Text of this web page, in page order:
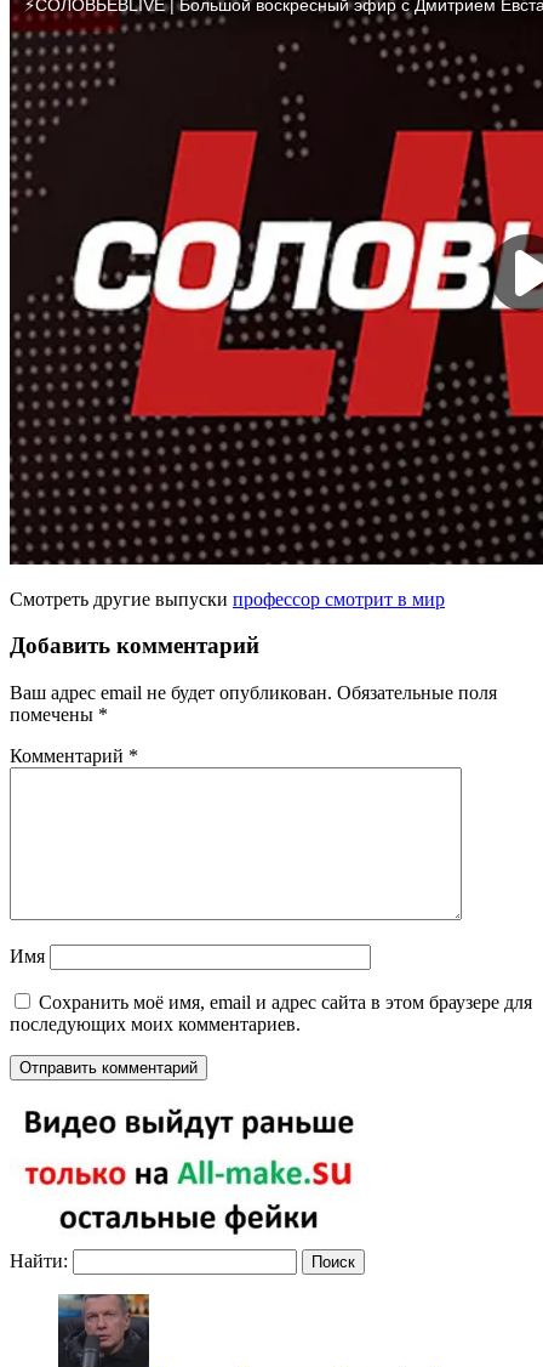
Смотреть другие выпуски профессор смотрит в мир
Добавить комментарий
Ваш адрес email не будет опубликован. Обязательные поля
помечены *
Комментарий *
Имя
Сохранить моё имя, email и адрес сайта в этом браузере для
последующих моих комментариев.
Найти: